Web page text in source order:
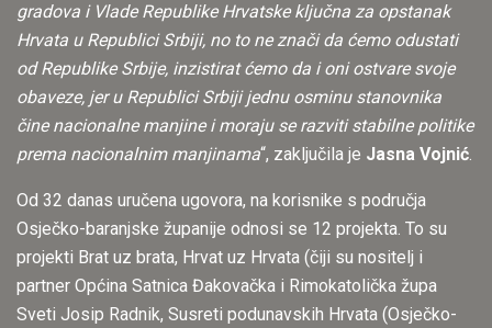
gradova i Vlade Republike Hrvatske ključna za opstanak
Hrvata u Republici Srbiji, no to ne znači da ćemo odustati
od Republike Srbije, inzistirat ćemo da i oni ostvare svoje
obaveze, jer u Republici Srbiji jednu osminu stanovnika
čine nacionalne manjine i moraju se razviti stabilne politike
prema nacionalnim manjinama“, zaključila je Jasna Vojnić.
Od 32 danas uručena ugovora, na korisnike s područja
Osječko-baranjske županije odnosi se 12 projekta. To su
projekti Brat uz brata, Hrvat uz Hrvata (čiji su nositelj i
partner Općina Satnica Đakovačka​ i Rimokatolička župa
Sveti Josip Radnik, ​Susreti podunavskih Hrvata (Osječko-